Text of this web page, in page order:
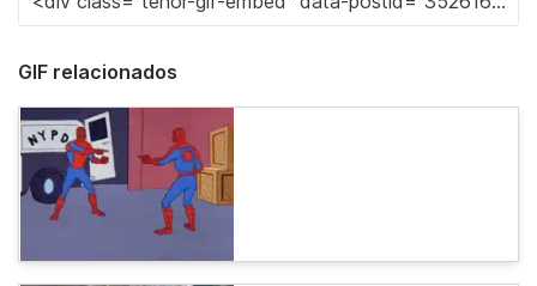
GIF relacionados